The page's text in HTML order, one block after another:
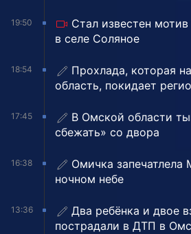
19:50
Стал известен
в селе Соляное
18:54
Прохлада, которая
область, покидает
17:45
В Омской области
сбежать» со двора
16:38
Омичка запечатлела
ночном небе
13:36
Два ребёнка и двое
пострадали в ДТП в